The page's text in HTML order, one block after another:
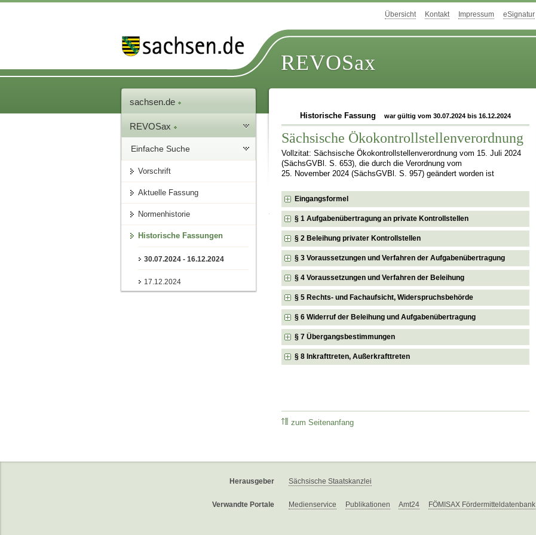
Übersicht Kontakt Impressum eSignatur
REVOSax
sachsen.de
REVOSax
Einfache Suche
Vorschrift
Aktuelle Fassung
Normenhistorie
Historische Fassungen
30.07.2024 - 16.12.2024
17.12.2024
Historische Fassung war gültig vom 30.07.2024 bis 16.12.2024
Sächsische Ökokontrollstellenverordnung
Vollzitat: Sächsische Ökokontrollstellenverordnung vom 15. Juli 2024
(SächsGVBl. S. 653), die durch die Verordnung vom
25. November 2024 (SächsGVBl. S. 957) geändert worden ist
Eingangsformel
§ 1 Aufgabenübertragung an private Kontrollstellen
§ 2 Beleihung privater Kontrollstellen
§ 3 Voraussetzungen und Verfahren der Aufgabenübertragung
§ 4 Voraussetzungen und Verfahren der Beleihung
§ 5 Rechts- und Fachaufsicht, Widerspruchsbehörde
§ 6 Widerruf der Beleihung und Aufgabenübertragung
§ 7 Übergangsbestimmungen
§ 8 Inkrafttreten, Außerkrafttreten
zum Seitenanfang
Herausgeber Sächsische Staatskanzlei
Verwandte Portale Medienservice Publikationen Amt24 FÖMISAX Fördermitteldatenbank